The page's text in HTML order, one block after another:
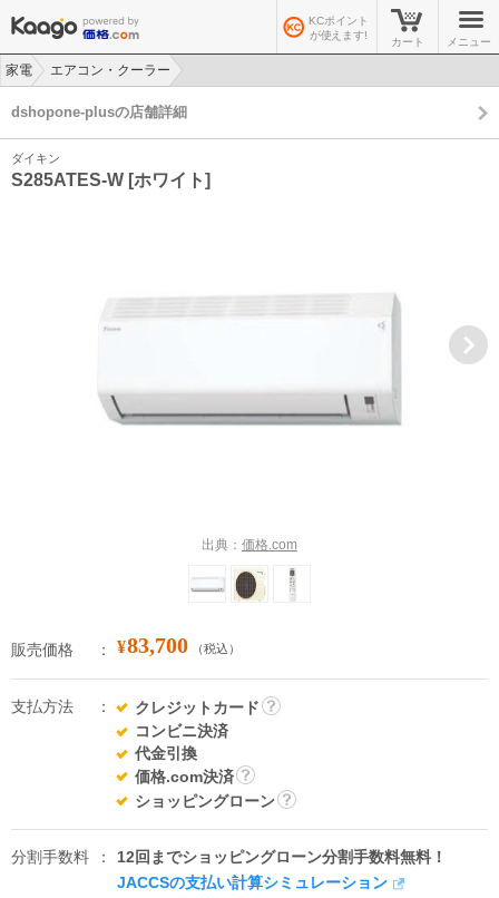
KCポイント
が使えます!
カート メニュー
家電
エアコン・クーラー
dshopone-plusの店舗詳細
ダイキン
S285ATES-W [ホワイト]
出典： 価格.com
販売価格 ¥83,700 （税込）
支払方法
クレジットカード
コンビニ決済
代金引換
価格.com決済
詳
ショッピングローン
分割手数料
12回までショッピングローン分割手数料無料！
JACCSの支払い計算シミュレーション